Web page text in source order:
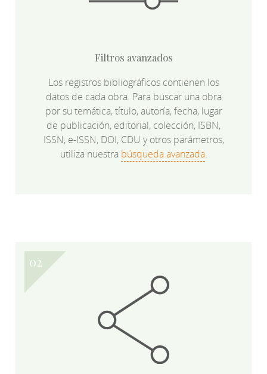
Filtros avanzados
Los registros bibliográficos contienen los
datos de cada obra. Para buscar una obra
por su temática, título, autoría, fecha, lugar
de publicación, editorial, colección, ISBN,
ISSN, e-ISSN, DOI, CDU y otros parámetros,
utiliza nuestra búsqueda avanzada.